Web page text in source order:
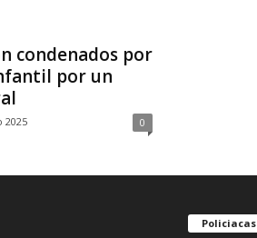
condenados por
por un
2025 0
Policiacas